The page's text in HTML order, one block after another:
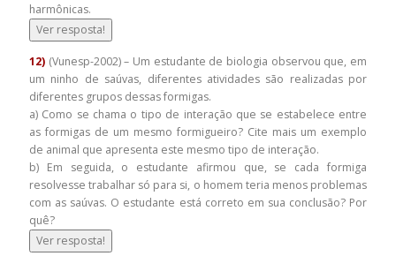
harmônicas.
Ver resposta!
12) (Vunesp-2002) – Um estudante de biologia observou que, em
um ninho de saúvas, diferentes atividades são realizadas por
diferentes grupos dessas formigas.
a) Como se chama o tipo de interação que se estabelece entre
as formigas de um mesmo formigueiro? Cite mais um exemplo
de animal que apresenta este mesmo tipo de interação.
b) Em seguida, o estudante afirmou que, se cada formiga
resolvesse trabalhar só para si, o homem teria menos problemas
com as saúvas. O estudante está correto em sua conclusão? Por
quê?
Ver resposta!